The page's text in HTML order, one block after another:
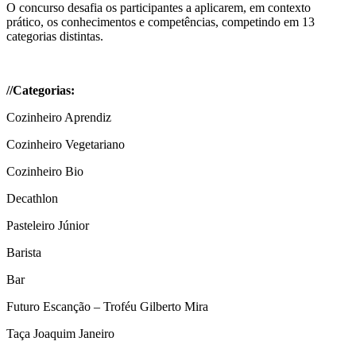
O concurso desafia os participantes a aplicarem, em contexto
prático, os conhecimentos e competências, competindo em 13
categorias distintas.
//Categorias:
Cozinheiro Aprendiz
Cozinheiro Vegetariano
Cozinheiro Bio
Decathlon
Pasteleiro Júnior
Barista
Bar
Futuro Escanção – Troféu Gilberto Mira
Taça Joaquim Janeiro